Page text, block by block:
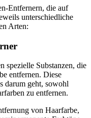
Entfernern, die auf
unterschiedliche
Arten:
spezielle Substanzen, die
entfernen. Diese
darum geht, sowohl
zu entfernen.
von Haarfarbe,